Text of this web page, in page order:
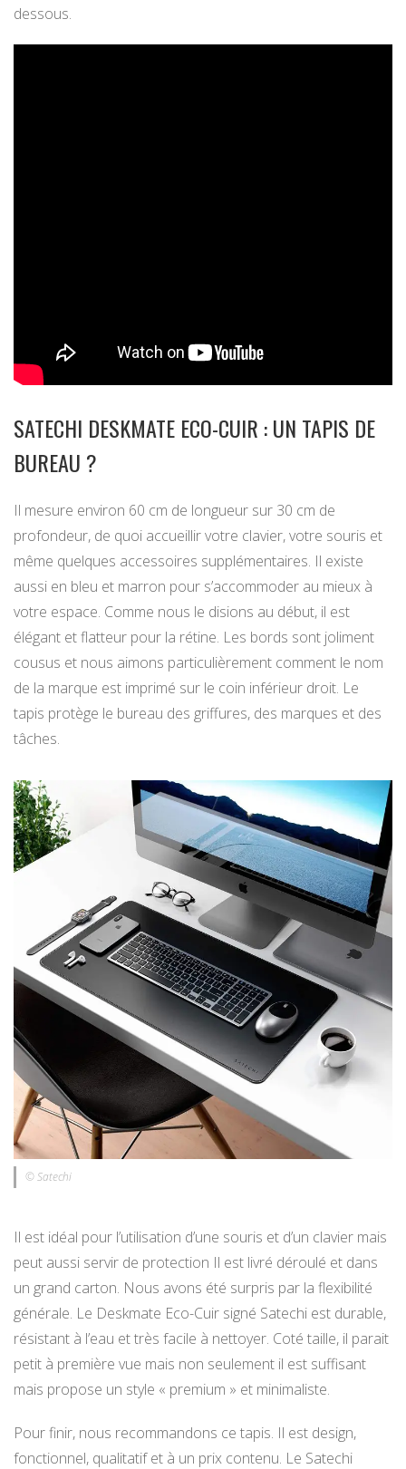
dessous.
SATECHI DESKMATE ECO-CUIR : UN TAPIS DE
BUREAU ?
Il mesure environ 60 cm de longueur sur 30 cm de
profondeur, de quoi accueillir votre clavier, votre souris et
même quelques accessoires supplémentaires. Il existe
aussi en bleu et marron pour s’accommoder au mieux à
votre espace. Comme nous le disions au début, il est
élégant et flatteur pour la rétine. Les bords sont joliment
cousus et nous aimons particulièrement comment le nom
de la marque est imprimé sur le coin inférieur droit. Le
tapis protège le bureau des griffures, des marques et des
tâches.
© Satechi
Il est idéal pour l’utilisation d’une souris et d’un clavier mais
peut aussi servir de protection Il est livré déroulé et dans
un grand carton. Nous avons été surpris par la flexibilité
générale. Le Deskmate Eco-Cuir signé Satechi est durable,
résistant à l’eau et très facile à nettoyer. Coté taille, il parait
petit à première vue mais non seulement il est suffisant
mais propose un style « premium » et minimaliste.
Pour finir, nous recommandons ce tapis. Il est design,
fonctionnel, qualitatif et à un prix contenu. Le Satechi